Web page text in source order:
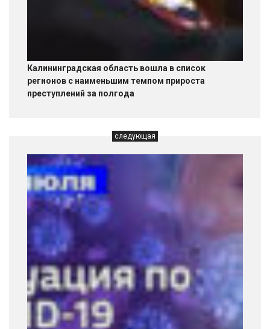
Калининградская область вошла в список
регионов с наименьшим темпом прироста
преступлений за полгода
следующая